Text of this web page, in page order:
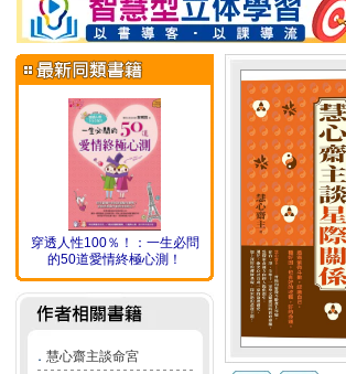
穿透人性100％！：一生必問
的50道愛情終極心測！
． 慧心齋主談命宮